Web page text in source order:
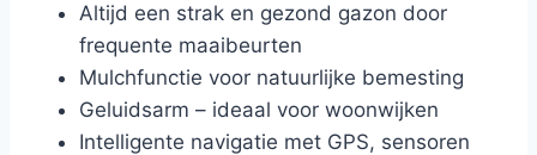
Altijd een strak en gezond gazon door
frequente maaibeurten
Mulchfunctie voor natuurlijke bemesting
Geluidsarm – ideaal voor woonwijken
Intelligente navigatie met GPS, sensoren